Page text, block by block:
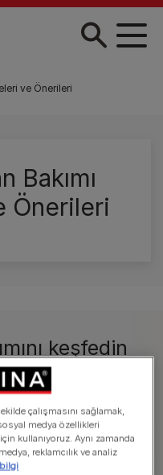
ve Önerileri
Bakımı
Önerileri
keşfedin
çalışmasını sağlamak,
medya özellikleri
kullanıyoruz. Aynı zamanda
reklamcılık ve analiz